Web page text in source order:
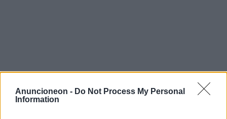
Anuncioneon - Do Not Process My Personal
Information